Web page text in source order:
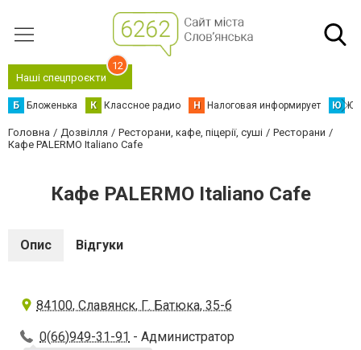
Наші спецпроєкти
12
Б Бложенька К Классное радио Н Налоговая информирует Ю
Головна Дозвілля Ресторани, кафе, піцерії, суші
Ресторани
Кафе PALERMO Italiano Cafe
Кафе PALERMO Italiano Cafe
Опис Відгуки
84100, Славянск, Г. Батюка, 35-б
0(66)949-31-91 - Администратор